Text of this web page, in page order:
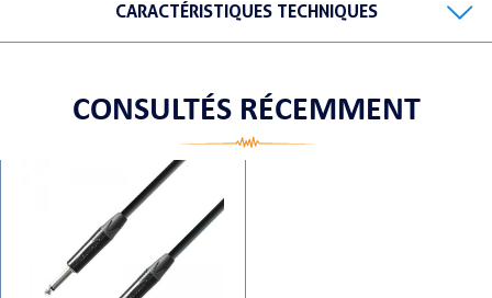
CARACTÉRISTIQUES TECHNIQUES
CONSULTÉS RÉCEMMENT